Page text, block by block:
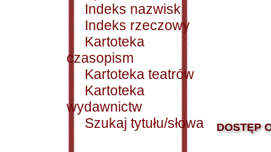
Indeks nazwisk
Indeks rzeczowy
Kartoteka
czasopism
Kartoteka teatrów
Kartoteka
wydawnictw
Szukaj tytułu/słowa
DOSTĘP